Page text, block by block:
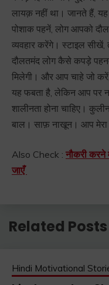
लायक़ नहीं था। जानते हैं,
पोशाक पहनें, लोग आपको
व्यवहार करेंगे। स्टाइल
दौलतमंद लोग कैसे कपड़े
मिलेगी। और आप चाहे जो
यह फबता है, लेकिन आप पर
शालीनता होना चाहिए।
बाल। साफ़ नाखून। आप मेरा
Also Check : नौकरी करने
जाएँ
Related Posts
Hindi Motivational